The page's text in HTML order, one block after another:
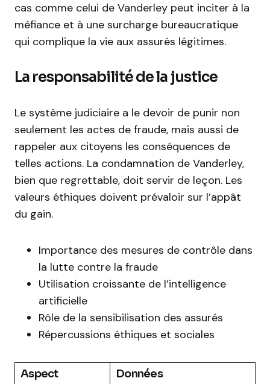
cas comme celui de Vanderley peut inciter à la
méfiance et à une surcharge bureaucratique
qui complique la vie aux assurés légitimes.
La responsabilité de la justice
Le système judiciaire a le devoir de punir non
seulement les actes de fraude, mais aussi de
rappeler aux citoyens les conséquences de
telles actions. La condamnation de Vanderley,
bien que regrettable, doit servir de leçon. Les
valeurs éthiques doivent prévaloir sur l’appât
du gain.
Importance des mesures de contrôle dans
la lutte contre la fraude
Utilisation croissante de l’intelligence
artificielle
Rôle de la sensibilisation des assurés
Répercussions éthiques et sociales
Aspect Données